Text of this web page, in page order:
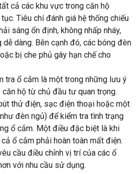
cả các khu vực trong căn hộ
Tiêu chí đánh giá hệ thống chiếu
sáng ổn định, không nhấp nháy,
dàng. Bên cạnh đó, các bóng đèn
bị che phủ gây hạn chế cho
tra ổ cắm là một trong những lưu ý
căn hộ từ chủ đầu tư quan trọng.
thử điện, sạc điện thoại hoặc một
đèn ngủ) để kiểm tra tình trạng
ổ cắm. Một điều đặc biệt là khi
ổ cắm phải hoàn toàn mất điện.
cầu điều chỉnh vị trí của các ổ
với nhu cầu sử dụng.